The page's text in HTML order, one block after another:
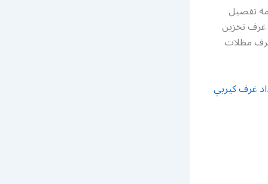
تفصيل
تخزين
مظلات
غرف كيربي